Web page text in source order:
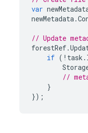
var
newMetadata.
// Update
forestRef.
if ( ! task .
//
}
});